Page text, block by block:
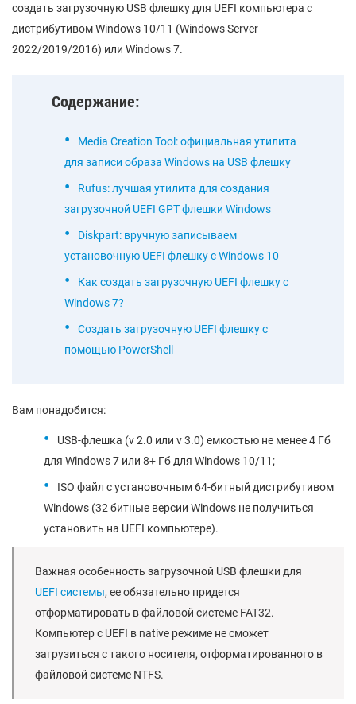
создать загрузочную USB флешку для UEFI компьютера с
дистрибутивом Windows 10/11 (Windows Server
2022/2019/2016) или Windows 7.
Содержание:
Media Creation Tool: официальная утилита
для записи образа Windows на USB флешку
Rufus: лучшая утилита для создания
загрузочной UEFI GPT флешки Windows
Diskpart: вручную записываем
установочную UEFI флешку с Windows 10
Как создать загрузочную UEFI флешку с
Windows 7?
Создать загрузочную UEFI флешку с
помощью PowerShell
Вам понадобится:
USB-флешка (v 2.0 или v 3.0) емкостью не менее 4 Гб
для Windows 7 или 8+ Гб для Windows 10/11;
ISO файл с установочным 64-битный дистрибутивом
Windows (32 битные версии Windows не получиться
установить на UEFI компьютере).
Важная особенность загрузочной USB флешки для
UEFI системы, ее обязательно придется
отформатировать в файловой системе FAT32.
Компьютер с UEFI в native режиме не сможет
загрузиться с такого носителя, отформатированного в
файловой системе NTFS.